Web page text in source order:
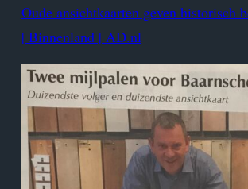
Oude ansichtkaarten geven historisch
| Binnenland | AD.nl